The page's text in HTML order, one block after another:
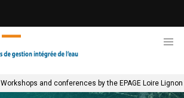
Workshops and conferences by the EPAGE Loire